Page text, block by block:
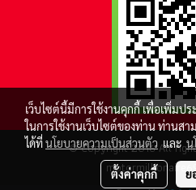
© Copyright 2016 All
เว็บไซต์นี้มีการใช้งานคุกกี้ เพื่อเพิ่ม
ในการใช้งานเว็บไซต์ของท่าน ท่านส
ได้ที่นโยบายความเป็นส่วนตัว และน
ตั้งค่าคุกกี้ ย